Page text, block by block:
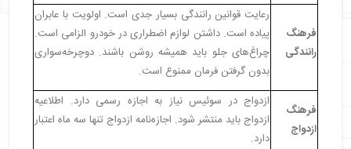
فرهنگ
رانندگی
رعایت قوانین رانندگی بسیار جدی است. اولویت با عابران
پیاده است. داشتن لوازم اضطراری در خودرو الزامی است.
چراغ‌های جلو باید همیشه روشن باشند. دوچرخه‌سواری
بدون گرفتن فرمان ممنوع است.
فرهنگ
ازدواج
ازدواج در سوئیس نیاز به اجازه رسمی دارد. اطلاعیه
ازدواج باید منتشر شود. اجازه‌نامه ازدواج تنها سه ماه اعتبار
دارد.